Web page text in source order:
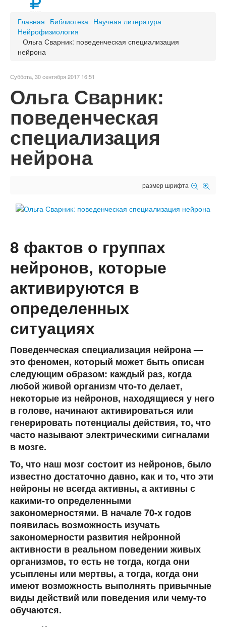
Главная Библиотека Научная литература
Нейрофизиология
Ольга Сварник: поведенческая специализация
нейрона
Суббота, 30 сентября 2017 16:51
Ольга Сварник:
поведенческая
специализация
нейрона
размер шрифта
8 фактов о группах
нейронов, которые
активируются в
определенных
ситуациях
Поведенческая специализация нейрона—
это феномен, который может быть описан
следующим образом: каждый раз, когда
любой живой организм что-то делает,
некоторые из нейронов, находящиеся у него
в голове, начинают активироваться или
генерировать потенциалы действия, то, что
часто называют электрическими сигналами
в мозге.
То, что наш мозг состоит из нейронов, было
известно достаточно давно, как и то, что эти
нейроны не всегда активны, а активны с
какими-то определенными
закономерностями. В начале 70-х годов
появилась возможность изучать
закономерности развития нейронной
активности в реальном поведении живых
организмов, то есть не тогда, когда они
усыплены или мертвы, а тогда, когда они
имеют возможность выполнять привычные
виды действий или поведения или чему-то
обучаются.